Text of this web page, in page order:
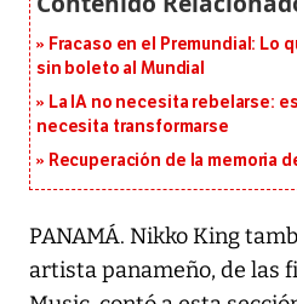
Fracaso en el Premundial: Lo
sin boleto al Mundial
La IA no necesita rebelarse:
necesita transformarse
Recuperación de la memoria
PANAMÁ. Nikko King
artista panameño, de las